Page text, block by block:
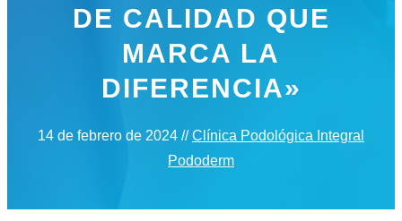
DE CALIDAD QUE
MARCA LA
DIFERENCIA»
14 de febrero de 2024 //Clínica Podológica Integral
Pododerm